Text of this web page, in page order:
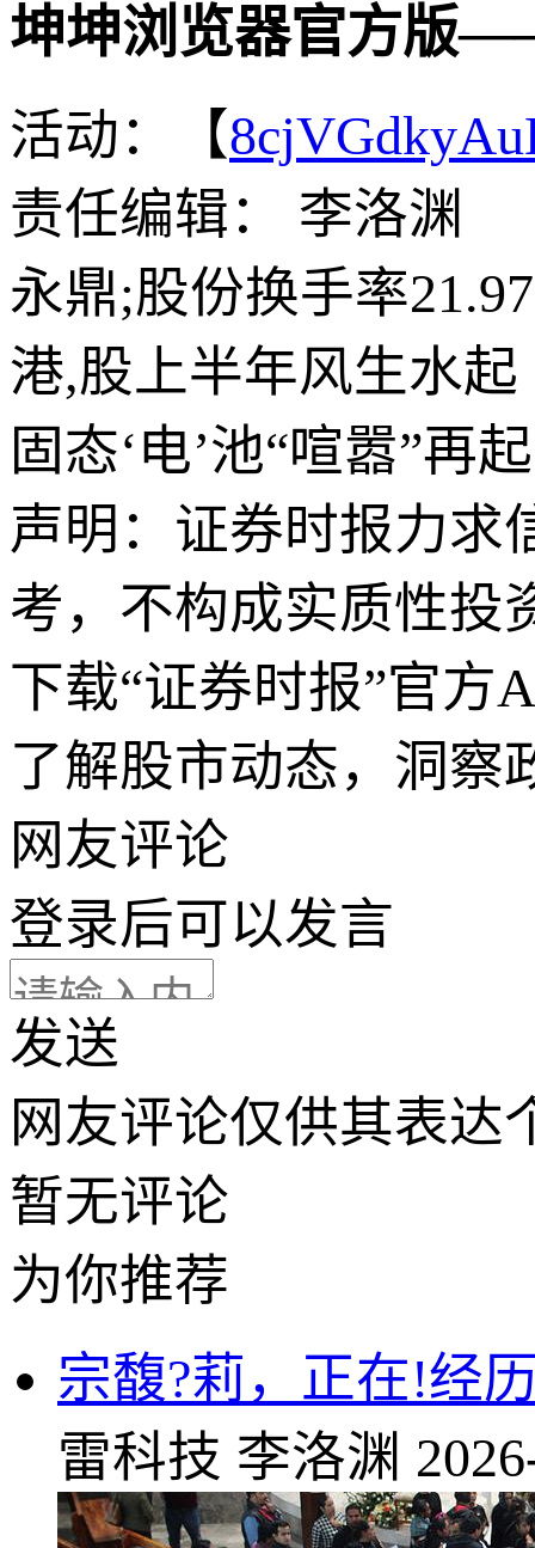
坤坤浏览器官方版
活动：【
责任编辑： 李洛渊
永鼎;股份换手率
港,股上半年风生水
固态‘电’池“喧嚣”再
声明：证券时报力求
考，不构成实质性投
下载“证券时报”官方
了解股市动态，洞察
网友评论
登录后可以发言
发送
网友评论仅供其表达
暂无评论
为你推荐
宗馥?莉，正在!经
雷科技 李洛渊